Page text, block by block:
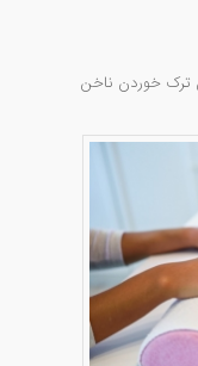
ترک خوردن ناخن